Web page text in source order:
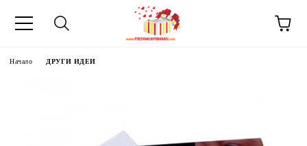
Начало ДРУГИ ИДЕИ